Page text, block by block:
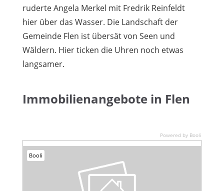
ruderte Angela Merkel mit Fredrik Reinfeldt
hier über das Wasser. Die Landschaft der
Gemeinde Flen ist übersät von Seen und
Wäldern. Hier ticken die Uhren noch etwas
langsamer.
Immobilienangebote in Flen
Powered by Booli
Booli